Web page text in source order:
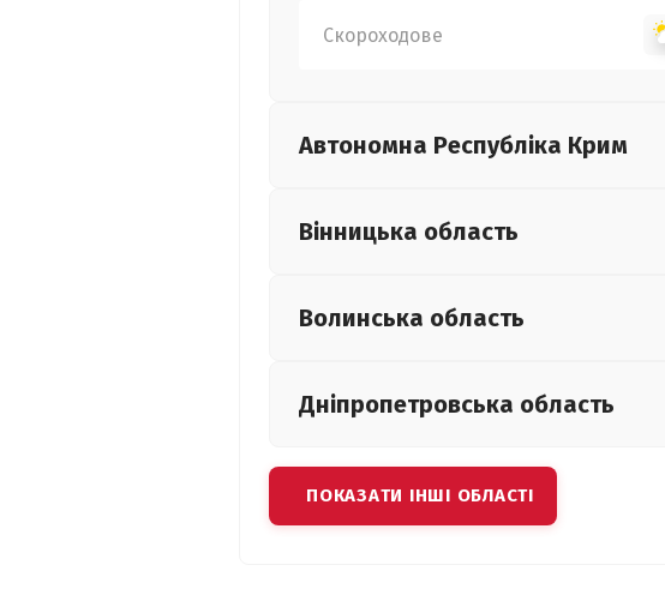
Скороходове
Автономна Республіка Крим
Вінницька область
Волинська область
Дніпропетровська область
ПОКАЗАТИ ІНШІ ОБЛАСТІ